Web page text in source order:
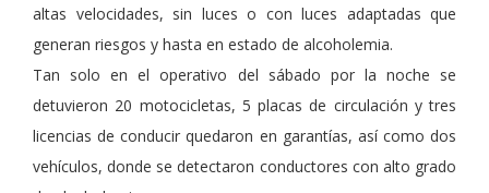
altas velocidades, sin luces o con luces adaptadas que
generan riesgos y hasta en estado de alcoholemia.
Tan solo en el operativo del sábado por la noche se
detuvieron 20 motocicletas, 5 placas de circulación y tres
licencias de conducir quedaron en garantías, así como dos
vehículos, donde se detectaron conductores con alto grado